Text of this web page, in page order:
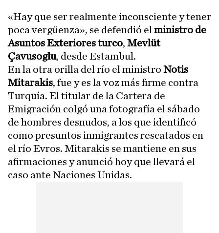
«Hay que ser realmente inconsciente y tener
poca vergüenza», se defendió el ministro de
Asuntos Exteriores turco, Mevlüt
Çavusoglu, desde Estambul.
En la otra orilla del río el ministro Notis
Mitarakis, fue y es la voz más firme contra
Turquía. El titular de la Cartera de
Emigración colgó una fotografía el sábado
de hombres desnudos, a los que identificó
como presuntos inmigrantes rescatados en
el río Evros. Mitarakis se mantiene en sus
afirmaciones y anunció hoy que llevará el
caso ante Naciones Unidas.